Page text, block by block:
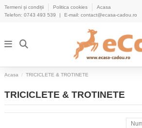
Termeni și condiții Politica cookies
Acasa
Telefon: 0743 493 539 | E-mail: contact@ecasa-cadou.ro
Acasa TRICICLETE & TROTINETE
TRICICLETE & TROTINETE